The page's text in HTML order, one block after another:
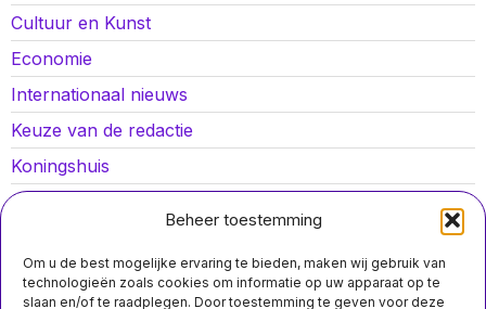
Beheer toestemming
Om u de best mogelijke ervaring te bieden, maken wij gebruik van
technologieën zoals cookies om informatie op uw apparaat op te
slaan en/of te raadplegen. Door toestemming te geven voor deze
Cultuur en Kunst
Economie
Internationaal nieuws
Keuze van de redactie
Koningshuis
Lokaal nieuws
Opinies